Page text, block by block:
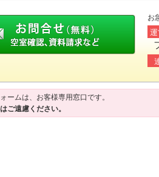
お
ームは、お客様専用窓口です。
ご遠慮ください。